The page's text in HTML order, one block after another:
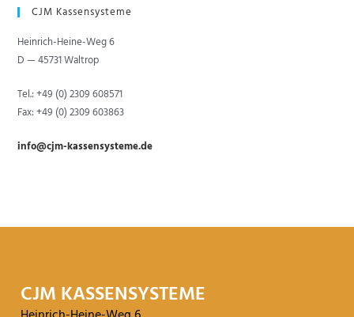
CJM Kassen­systeme
Heinrich-Heine-Weg 6
D — 45731 Waltrop
Tel.: +49 (0) 2309 608571
Fax: +49 (0) 2309 603863
info@cjm-kassensysteme.de
CJM KASSEN­SYSTEME